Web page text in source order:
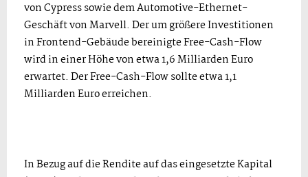
von Cypress sowie dem Automotive-Ethernet-
Geschäft von Marvell. Der um größere Investitionen
in Frontend-Gebäude bereinigte Free-Cash-Flow
wird in einer Höhe von etwa 1,6 Milliarden Euro
erwartet. Der Free-Cash-Flow sollte etwa 1,1
Milliarden Euro erreichen.
In Bezug auf die Rendite auf das eingesetzte Kapital